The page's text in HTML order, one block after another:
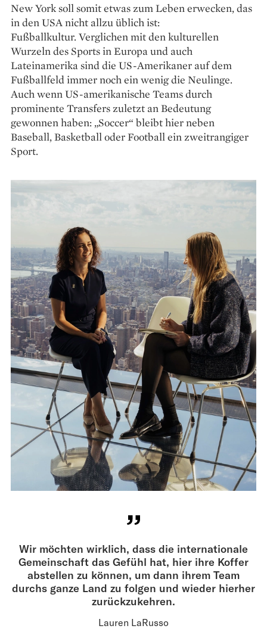
New York soll somit etwas zum Leben erwecken, das
in den USA nicht allzu üblich ist:
Fußballkultur. Verglichen mit den kulturellen
Wurzeln des Sports in Europa und auch
Lateinamerika sind die US-Amerikaner auf dem
Fußballfeld immer noch ein wenig die Neulinge.
Auch wenn US-amerikanische Teams durch
prominente Transfers zuletzt an Bedeutung
gewonnen haben: „Soccer“ bleibt hier neben
Baseball, Basketball oder Football ein zweitrangiger
Sport.
Wir möchten wirklich, dass die internationale
Gemeinschaft das Gefühl hat, hier ihre Koffer
abstellen zu können, um dann ihrem Team
durchs ganze Land zu folgen und wieder hierher
zurückzukehren.
Lauren LaRusso